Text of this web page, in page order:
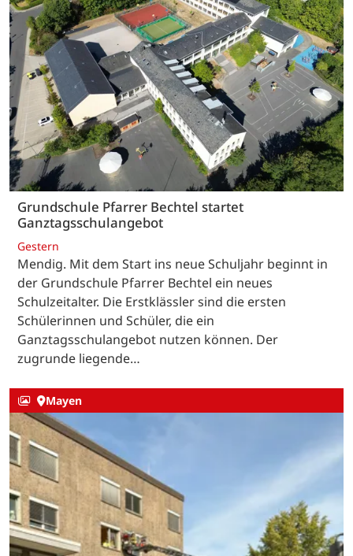
Grundschule Pfarrer Bechtel startet
Ganztagsschulangebot
Gestern
Mendig. Mit dem Start ins neue Schuljahr beginnt in
der Grundschule Pfarrer Bechtel ein neues
Schulzeitalter. Die Erstklässler sind die ersten
Schülerinnen und Schüler, die ein
Ganztagsschulangebot nutzen können. Der
zugrunde liegende…
Mayen